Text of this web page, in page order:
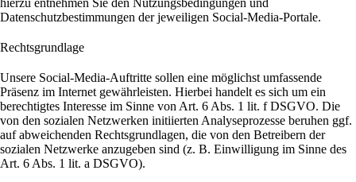
hierzu entnehmen Sie den Nutzungsbedingungen und
Datenschutzbestimmungen der jeweiligen Social-Media-Portale.
Rechtsgrundlage
Unsere Social-Media-Auftritte sollen eine möglichst umfassende
Präsenz im Internet gewährleisten. Hierbei handelt es sich um ein
berechtigtes Interesse im Sinne von Art. 6 Abs. 1 lit. f DSGVO. Die
von den sozialen Netzwerken initiierten Analyseprozesse beruhen ggf.
auf abweichenden Rechtsgrundlagen, die von den Betreibern der
sozialen Netzwerke anzugeben sind (z. B. Einwilligung im Sinne des
Art. 6 Abs. 1 lit. a DSGVO).